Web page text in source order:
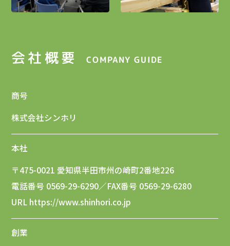
会社概要 COMPANY GUIDE
商号
株式会社シンホリ
本社
〒475-0021 愛知県半田市州の崎町2番地226
電話番号 0569-29-6290／FAX番号 0569-29-6280
URL https://www.shinhori.co.jp
創業